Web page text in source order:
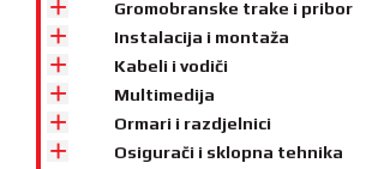
Gromobranske trake i pribor
Instalacija i montaža
Kabeli i vodiči
Multimedija
Ormari i razdjelnici
Osigurači i sklopna tehnika